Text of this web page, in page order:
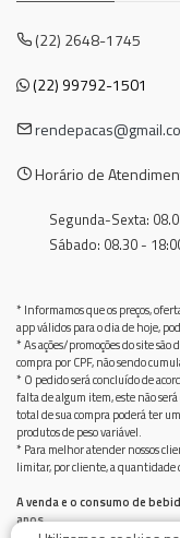
(22) 2648-1745
(22) 99792-1501
Horário de
Segunda-Sexta:
Sábado: 08.30 -
* Informamos que os preços,
app válidos para o dia de hoje,
* As ações/promoções do site
compra por CPF, não sendo
* O pedido será concluído de
falta de algum item, este não
total de sua compra poderá ter
produtos de peso variável.
* Para melhor atender nossos
limitar, por cliente, a quantidade
A venda e o consumo de
anos.